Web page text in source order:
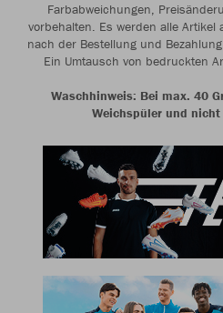
Farbabweichungen,
vorbehalten. Es werden alle
nach der Bestellung und
Ein Umtausch von bedruckten
Waschhinweis: Bei max. 40
Weichspüler und